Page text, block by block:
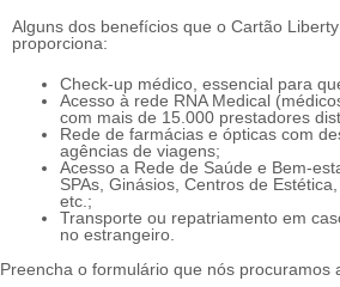
Alguns dos benefícios que o Cartão
proporciona:
Check-up médico, essencial para
Acesso à rede RNA Medical
com mais de 15.000 prestadores
Rede de farmácias e ópticas com
agências de viagens;
Acesso a Rede de Saúde e Bem-
SPAs, Ginásios, Centros de
etc.;
Transporte ou repatriamento em
no estrangeiro.
Preencha o formulário que nós procuramos